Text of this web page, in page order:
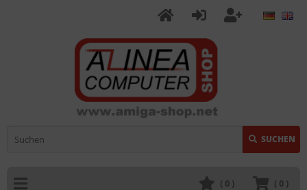
SUCHEN
( 0 )
( 0 )